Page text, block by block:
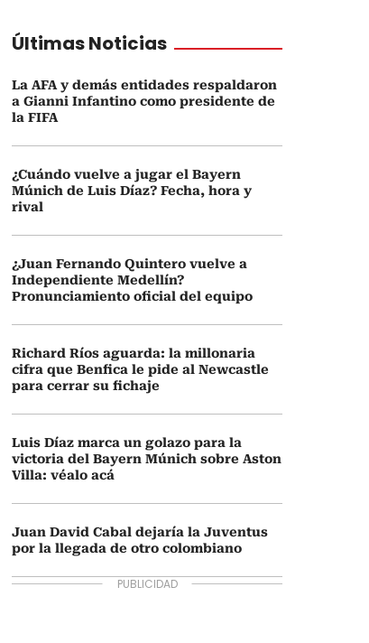
Últimas Noticias
La AFA y demás entidades respaldaron
a Gianni Infantino como presidente de
la FIFA
¿Cuándo vuelve a jugar el Bayern
Múnich de Luis Díaz? Fecha, hora y
rival
¿Juan Fernando Quintero vuelve a
Independiente Medellín?
Pronunciamiento oficial del equipo
Richard Ríos aguarda: la millonaria
cifra que Benfica le pide al Newcastle
para cerrar su fichaje
Luis Díaz marca un golazo para la
victoria del Bayern Múnich sobre Aston
Villa: véalo acá
Juan David Cabal dejaría la Juventus
por la llegada de otro colombiano